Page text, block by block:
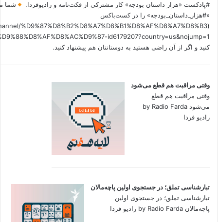
#پادکست «هزار داستان بودجه» کار مشترکی از فکت‌نامه و رادیوفردا.
شما
«#هزار_داستان_بودجه» را در کست‌باکس
%D9%87%D8%B2%D8%A7%D8%B1%D8%AF%D8%A7%D8%B3
کنید و اگر از آن راضی هستید به دوستانتان هم پیشنهاد کنید.
وقتی مراقبت هم قطع می‌شود
وقتی مراقبت هم قطع
می‌شود by Radio Farda
رادیو فردا
تبارشناسی تملق؛ در جستجوی اولین‌ پاچه‌مالان
تبارشناسی تملق؛ در جستجوی اولین‌
پاچه‌مالان by Radio Farda رادیو فردا